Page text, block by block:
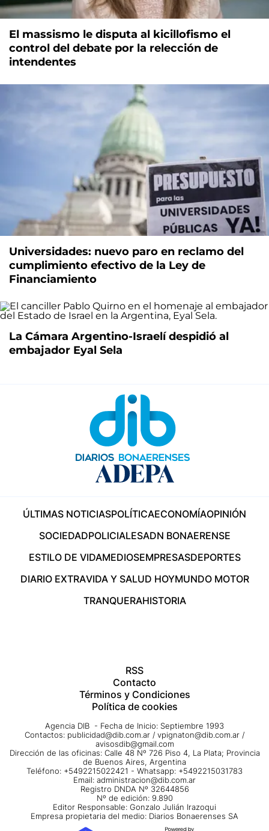
El massismo le disputa al kicillofismo el
control del debate por la relección de
intendentes
Universidades: nuevo paro en reclamo del
cumplimiento efectivo de la Ley de
Financiamiento
La Cámara Argentino-Israelí despidió al
embajador Eyal Sela
ÚLTIMAS NOTICIASPOLÍTICAECONOMÍAOPINIÓN
SOCIEDADPOLICIALESADN BONAERENSE
ESTILO DE VIDAMEDIOSEMPRESASDEPORTES
DIARIO EXTRAVIDA Y SALUD HOYMUNDO MOTOR
TRANQUERAHISTORIA
RSS
Contacto
Términos y Condiciones
Política de cookies
Agencia DIB - Fecha de Inicio: Septiembre 1993
Contactos: publicidad@dib.com.ar / vpignaton@dib.com.ar /
avisosdib@gmail.com
Dirección de las oficinas: Calle 48 Nº 726 Piso 4, La Plata; Provincia
de Buenos Aires, Argentina
Teléfono: +5492215022421 - Whatsapp: +5492215031783
Email: administracion@dib.com.ar
Registro DNDA Nº 32644856
Nº de edición: 9.890
Editor Responsable: Gonzalo Julián Irazoqui
Empresa propietaria del medio: Diarios Bonaerenses SA